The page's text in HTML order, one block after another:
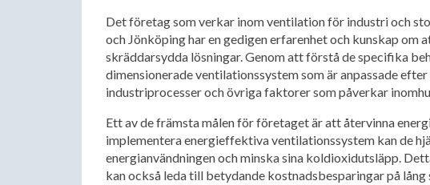
Det företag som verkar inom ventilation för industri och
och Jönköping har en gedigen erfarenhet och kunskap om
skräddarsydda lösningar. Genom att förstå de specifika
dimensionerade ventilationssystem som är anpassade
industriprocesser och övriga faktorer som påverkar
Ett av de främsta målen för företaget är att återvinna
implementera energieffektiva ventilationssystem kan de
energianvändningen och minska sina koldioxidutsläpp.
kan också leda till betydande kostnadsbesparingar på lång